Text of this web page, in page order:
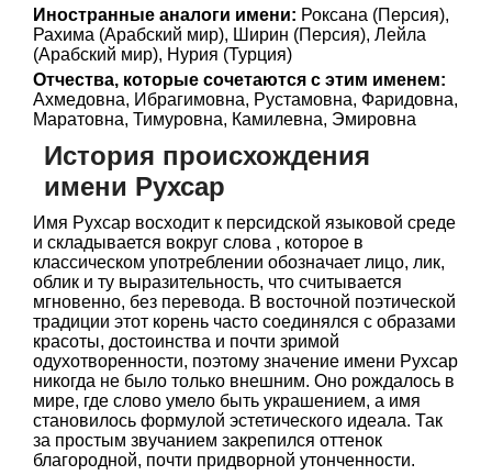
Иностранные аналоги имени: Роксана (Персия),
Рахима (Арабский мир), Ширин (Персия), Лейла
(Арабский мир), Нурия (Турция)
Отчества, которые сочетаются с этим именем:
Ахмедовна, Ибрагимовна, Рустамовна, Фаридовна,
Маратовна, Тимуровна, Камилевна, Эмировна
История происхождения
имени Рухсар
Имя Рухсар восходит к персидской языковой среде
и складывается вокруг слова , которое в
классическом употреблении обозначает лицо, лик,
облик и ту выразительность, что считывается
мгновенно, без перевода. В восточной поэтической
традиции этот корень часто соединялся с образами
красоты, достоинства и почти зримой
одухотворенности, поэтому значение имени Рухсар
никогда не было только внешним. Оно рождалось в
мире, где слово умело быть украшением, а имя
становилось формулой эстетического идеала. Так
за простым звучанием закрепился оттенок
благородной, почти придворной утонченности.